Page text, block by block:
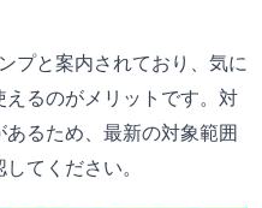
プと案内されており、気に
るのがメリットです。対
るため、最新の対象範囲
てください。